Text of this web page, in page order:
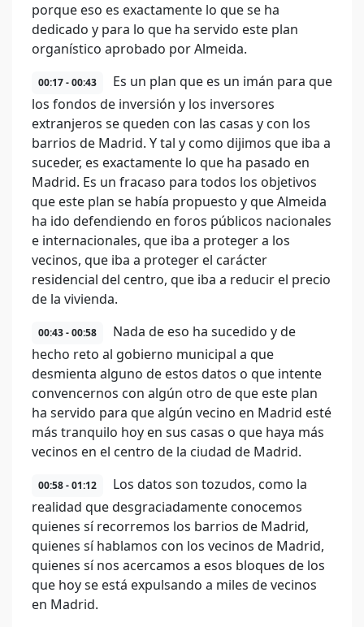
porque eso es exactamente lo que se ha
dedicado y para lo que ha servido este plan
organístico aprobado por Almeida.
00:17 - 00:43
Es un plan que es un imán para que
los fondos de inversión y los inversores
extranjeros se queden con las casas y con los
barrios de Madrid. Y tal y como dijimos que iba a
suceder, es exactamente lo que ha pasado en
Madrid. Es un fracaso para todos los objetivos
que este plan se había propuesto y que Almeida
ha ido defendiendo en foros públicos nacionales
e internacionales, que iba a proteger a los
vecinos, que iba a proteger el carácter
residencial del centro, que iba a reducir el precio
de la vivienda.
00:43 - 00:58
Nada de eso ha sucedido y de
hecho reto al gobierno municipal a que
desmienta alguno de estos datos o que intente
convencernos con algún otro de que este plan
ha servido para que algún vecino en Madrid esté
más tranquilo hoy en sus casas o que haya más
vecinos en el centro de la ciudad de Madrid.
00:58 - 01:12
Los datos son tozudos, como la
realidad que desgraciadamente conocemos
quienes sí recorremos los barrios de Madrid,
quienes sí hablamos con los vecinos de Madrid,
quienes sí nos acercamos a esos bloques de los
que hoy se está expulsando a miles de vecinos
en Madrid.